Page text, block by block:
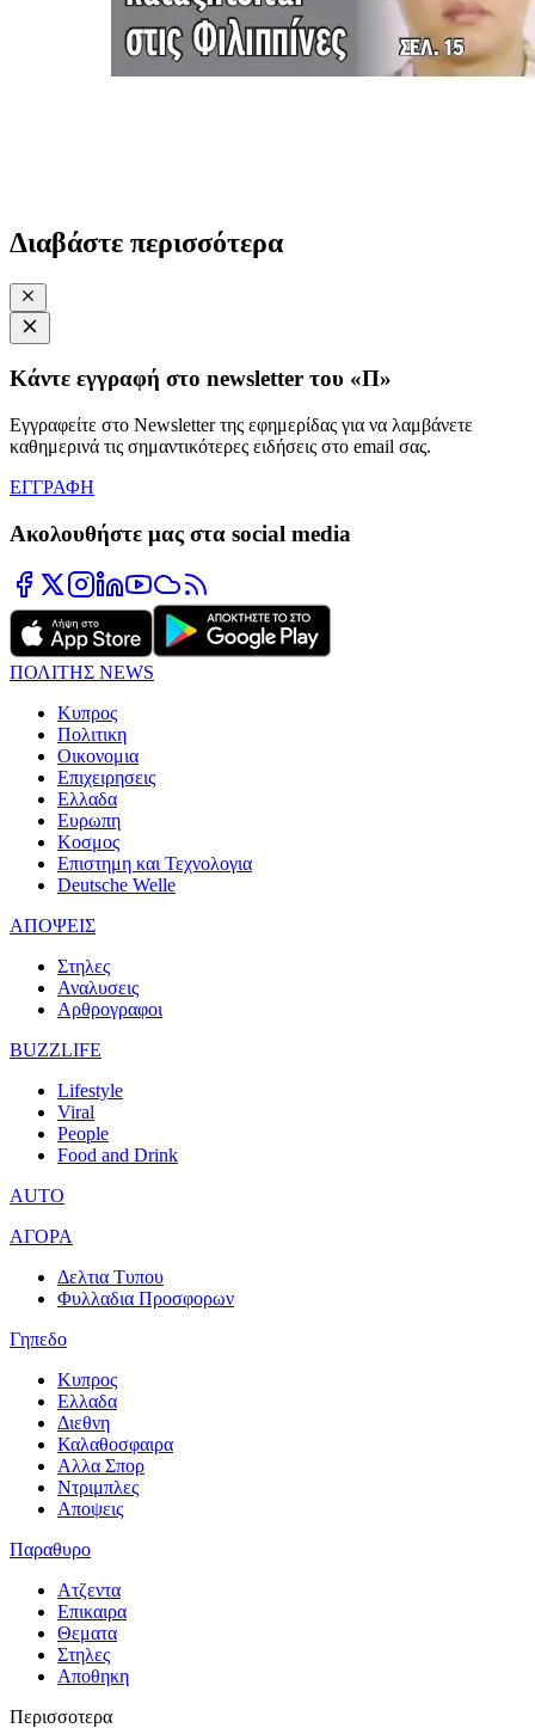
Διαβάστε περισσότερα
Κάντε εγγραφή στο newsletter του «Π»
Εγγραφείτε στο Newsletter της εφημερίδας για να λαμβάνετε
καθημερινά τις σημαντικότερες ειδήσεις στο email σας.
ΕΓΓΡΑΦΗ
Ακολουθήστε μας στα social media
ΠΟΛΙΤΗΣ NEWS
Κυπρος
Πολιτικη
Οικονομια
Επιχειρησεις
Ελλαδα
Ευρωπη
Κοσμος
Επιστημη και Τεχνολογια
Deutsche Welle
ΑΠΟΨΕΙΣ
Στηλες
Αναλυσεις
Αρθρογραφοι
BUZZLIFE
Lifestyle
Viral
People
Food and Drink
AUTO
ΑΓΟΡΑ
Δελτια Τυπου
Φυλλαδια Προσφορων
Γηπεδο
Κυπρος
Ελλαδα
Διεθνη
Καλαθοσφαιρα
Αλλα Σπορ
Ντριμπλες
Αποψεις
Παραθυρο
Ατζεντα
Επικαιρα
Θεματα
Στηλες
Αποθηκη
Περισσοτερα